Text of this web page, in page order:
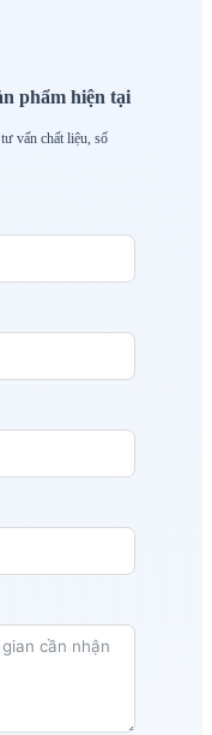
phẩm hiện tại
vấn chất liệu, số